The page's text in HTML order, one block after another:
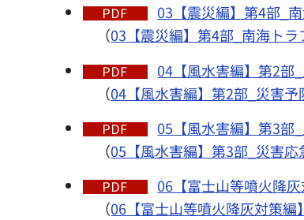
03【震災編】第4部_
（03【震災編】第4部_南海ト
04【風水害編】第2部
（04【風水害編】第2部_災害予
05【風水害編】第3部
（05【風水害編】第3部_災害
06【富士山等噴火降灰
（06【富士山等噴火降灰対策編】